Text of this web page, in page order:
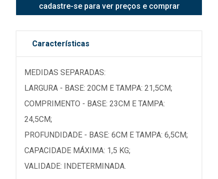
cadastre-se para ver preços e comprar
Características
MEDIDAS SEPARADAS:
LARGURA - BASE: 20CM E TAMPA: 21,5CM;
COMPRIMENTO - BASE: 23CM E TAMPA:
24,5CM;
PROFUNDIDADE - BASE: 6CM E TAMPA: 6,5CM;
CAPACIDADE MÁXIMA: 1,5 KG;
VALIDADE: INDETERMINADA.